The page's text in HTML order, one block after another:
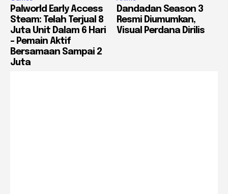
Palworld Early Access
Steam: Telah Terjual 8
Juta Unit Dalam 6 Hari
– Pemain Aktif
Bersamaan Sampai 2
Juta
Dandadan Season 3
Resmi Diumumkan,
Visual Perdana Dirilis